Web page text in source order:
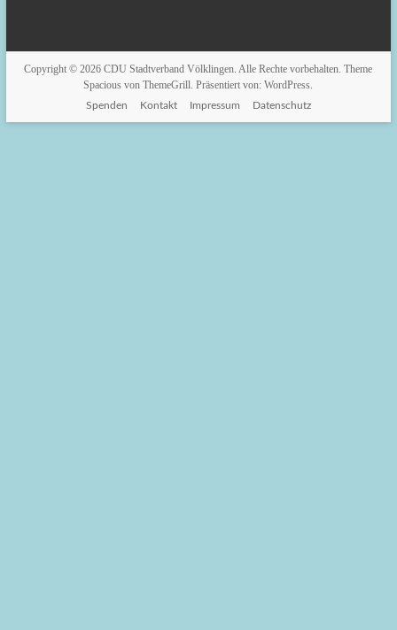
Copyright © 2026CDU Stadtverband Völklingen. Alle Rechte vorbehalten. Theme
Spacious von ThemeGrill. Präsentiert von:WordPress.
Spenden Kontakt Impressum Datenschutz